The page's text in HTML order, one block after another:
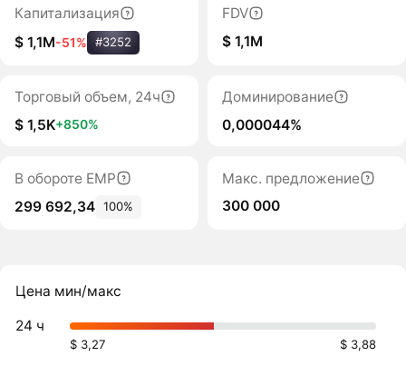
Капитализация
$ 1,1M-51% #3252
FDV
$ 1,1M
Торговый объем, 24ч
$ 1,5K+850%
Доминирование
0,000044%
В обороте EMP
299 692,34 100%
Макс. предложение
300 000
Цена мин/макс
24 ч
$ 3,27 $ 3,88